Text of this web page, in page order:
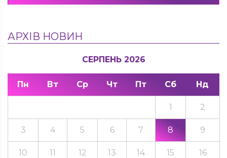
АРХІВ НОВИН
СЕРПЕНЬ 2026
Пн Вт Ср Чт Пт Сб Нд
1 2
3 4 5 6 7 8 9
10 11 12 13 14 15 16